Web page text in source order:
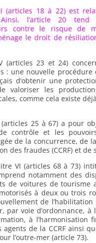
(articles 18 à 22) est
l’article 20 tend
contre le risque de
le droit de
(articles 23 et 24)
: une nouvelle
d’obtenir une
valoriser les
comme cela existe
25 à 67) a pour
contrôle et les
de la concurrence, de
des fraudes (CCRF) et de
VI (articles 68 à 73)
notamment des
de voitures de tourisme
à deux ou trois
de
par voie d’ordonnance, à
à l’harmonisation
agents de la CCRF ainsi
l’outre-mer (article 73).